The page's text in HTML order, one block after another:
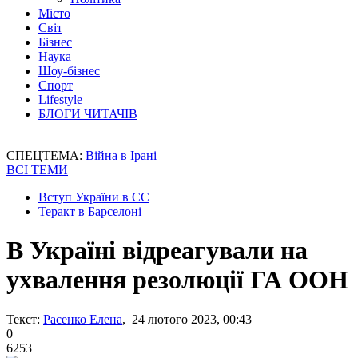
Місто
Світ
Бізнес
Наука
Шоу-бізнес
Спорт
Lifestyle
БЛОГИ ЧИТАЧІВ
СПЕЦТЕМА: Війна в Ірані
ВСІ ТЕМИ
Вступ України в ЄС
Теракт в Барселоні
В Україні відреагували на
ухвалення резолюції ГА ООН
Текст: Расенко Елена, 24 лютого 2023, 00:43
0
6253